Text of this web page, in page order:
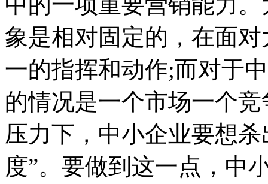
象是相对固定的，在面
一的指挥和动作;而对于
的情况是一个市场一个
压力下，中小企业要想
度”。要做到这一点，中